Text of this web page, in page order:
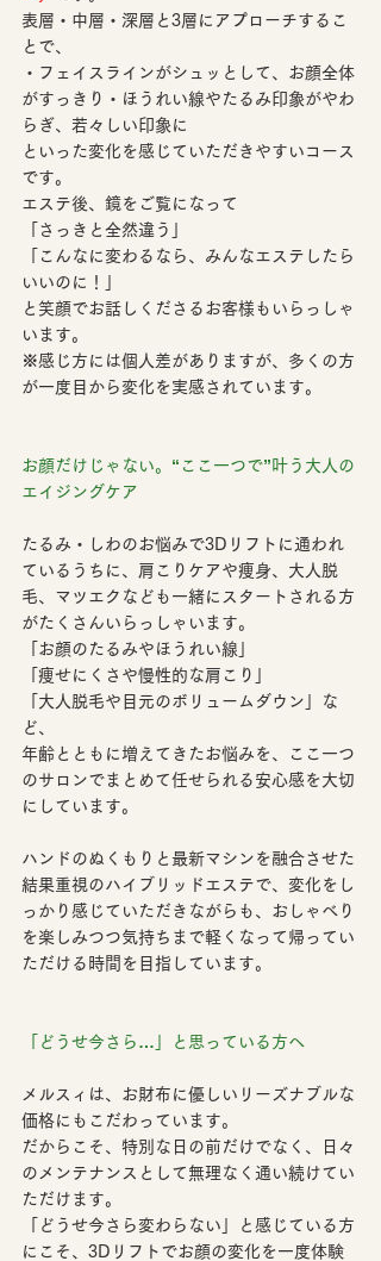
表層・中層・深層と3層にアプローチするこ
とで、
・フェイスラインがシュッとして、お顔全体
がすっきり・ほうれい線やたるみ印象がやわ
らぎ、若々しい印象に
といった変化を感じていただきやすいコース
です。
エステ後、鏡をご覧になって
「さっきと全然違う」
「こんなに変わるなら、みんなエステしたら
いいのに！」
と笑顔でお話しくださるお客様もいらっしゃ
います。
※感じ方には個人差がありますが、多くの方
が一度目から変化を実感されています。
お顔だけじゃない。“ここ一つで”叶う大人の
エイジングケア
たるみ・しわのお悩みで3Dリフトに通われ
ているうちに、肩こりケアや痩身、大人脱
毛、マツエクなども一緒にスタートされる方
がたくさんいらっしゃいます。
「お顔のたるみやほうれい線」
「痩せにくさや慢性的な肩こり」
「大人脱毛や目元のボリュームダウン」な
ど、
年齢とともに増えてきたお悩みを、
ここ一つ
のサロンでまとめて任せられる安心感 を大切
にしています。
ハンドのぬくもりと最新マシンを融合させた
結果重視のハイブリッドエステで、変化をし
っかり感じていただきながらも、おしゃべり
を楽しみつつ気持ちまで軽くなって帰ってい
ただける時間を目指しています。
「どうせ今さら…」と思っている方へ
メルスィは、 お財布に優しいリーズナブルな
価格にもこだわっています。
だからこそ、特別な日の前だけでなく、日々
のメンテナンスとして無理なく通い続けてい
ただけます。
「どうせ今さら変わらない」と感じている方
にこそ、 3Dリフトでお顔の変化を一度体験